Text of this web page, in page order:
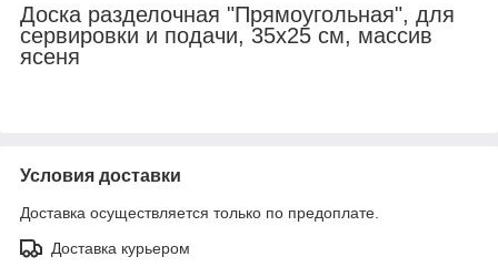
Доска разделочная "Прямоугольная", для
сервировки и подачи, 35х25 см, массив
ясеня
Условия доставки
Доставка осуществляется только по предоплате.
Доставка курьером